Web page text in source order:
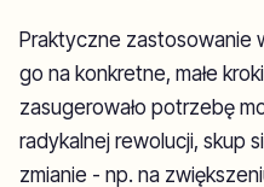
Praktyczne zastosowanie
go na konkretne, małe
zasugerowało potrzebę
radykalnej rewolucji, skup
zmianie - np. na